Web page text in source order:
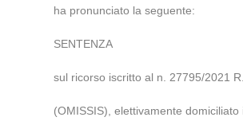
ha pronunciato la seguente:
SENTENZA
sul ricorso iscritto al n. 27795/2021
(OMISSIS), elettivamente